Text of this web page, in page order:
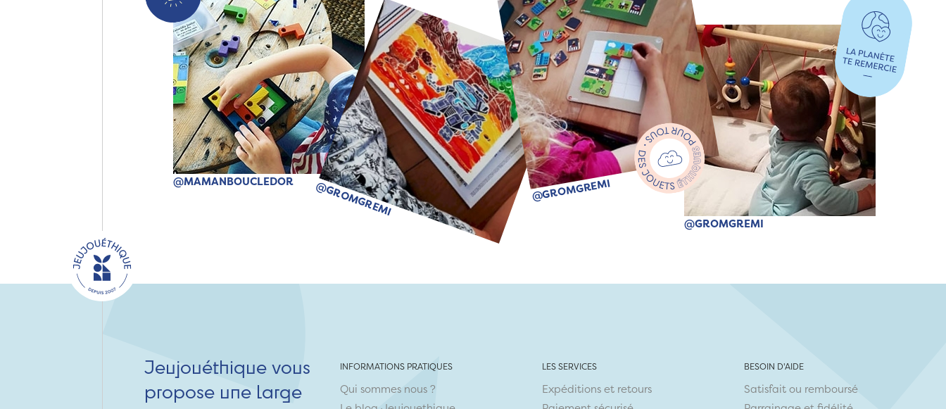
@MAMANBOUCLEDOR @GROMGREMI @GROMGREMI
@GROMGREMI
Jeujouéthique vous
propose une large
INFORMATIONS PRATIQUES
Qui sommes nous ?
LES SERVICES
Expéditions et retours
BESOIN D'AIDE
Satisfait ou remboursé